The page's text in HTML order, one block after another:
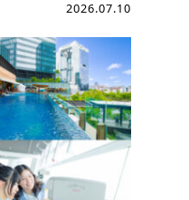
2026.07.10